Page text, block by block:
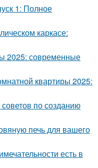
1: Полное
каркасе:
2025: современные
квартиры 2025:
по созданию
печь для вашего
есть в